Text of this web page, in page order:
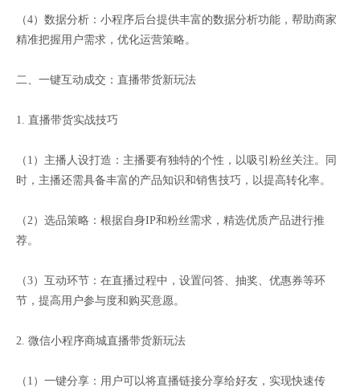
（4）数据分析：小程序后台提供丰富的数据分析功能，帮助商家
精准把握用户需求，优化运营策略。
二、一键互动成交：直播带货新玩法
1. 直播带货实战技巧
（1）主播人设打造：主播要有独特的个性，以吸引粉丝关注。同
时，主播还需具备丰富的产品知识和销售技巧，以提高转化率。
（2）选品策略：根据自身IP和粉丝需求，精选优质产品进行推
荐。
（3）互动环节：在直播过程中，设置问答、抽奖、优惠券等环
节，提高用户参与度和购买意愿。
2. 微信小程序商城直播带货新玩法
（1）一键分享：用户可以将直播链接分享给好友，实现快速传